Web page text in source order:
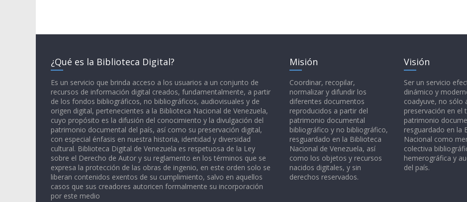
¿Qué es la Biblioteca Digital?
Es un servicio que brinda acceso a los usuarios a un conjunto de
recursos de información digital creados, fundamentalmente, a partir
de los fondos bibliográficos, no bibliográficos, audiovisuales y de
origen digital, pertenecientes a la Biblioteca Nacional de Venezuela,
cuyo propósito es la difusión del conocimiento y la divulgación del
patrimonio documental del país, así como su preservación digital,
con especial énfasis en nuestra historia, identidad y diversidad
cultural. Biblioteca Digital de Venezuela es respetuosa de la Ley
sobre el Derecho de Autor y su reglamento en los términos que se
expresa la protección de las obras de ingenio, en este orden solo se
liberan contenidos exentos de su cumplimiento, salvo en aquellos
casos que sus creadores autoricen formalmente su incorporación
por este medio
Misión
Coordinar, recopilar,
normalizar y difundir los
diferentes documentos
reproducidos a partir del
patrimonio documental
bibliográfico y no bibliográfico,
resguardado en la Biblioteca
Nacional de Venezuela, así
como los objetos y recursos
nacidos digitales, y sin
derechos reservados.
Visión
Ser un servicio
dinámico y
coadyuve, no sólo
preservación en el
patrimonio
resguardado en la
Nacional como
colectiva
hemerográfica y
del país.